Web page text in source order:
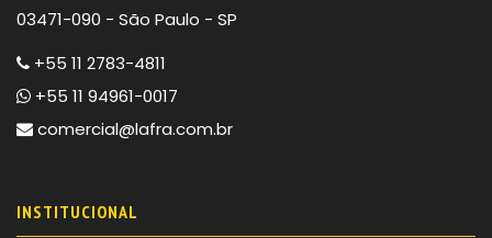
03471-090 - São Paulo - SP
+55 11 2783-4811
+55 11 94961-0017
comercial@lafra.com.br
INSTITUCIONAL